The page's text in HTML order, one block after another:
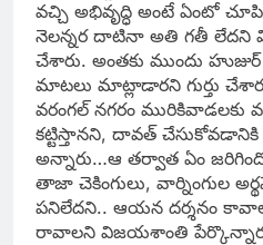
వచ్చి అభివృద్ధి అంటే ఏంటో
నెలన్నర దాటినా అతి గతీ లేద‌ని
చేశారు. అంతకు ముందు
మాటలు మాట్లాడారని గుర్తు
వరంగల్ నగరం మురికివాడలకు
కట్టిస్తానని, దావత్ చేసుకోవడానికి
అన్నారు…ఆ తర్వాత ఏం జరిగిందో
తాజా చెకింగులు, వార్నింగుల
పనిలేదని.. ఆయన దర్శనం
రావాలని విజయశాంతి